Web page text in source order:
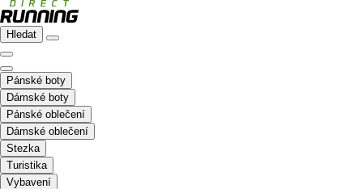
Hledat
Pánské boty
Dámské boty
Pánské oblečení
Dámské oblečení
Stezka
Turistika
Vybavení